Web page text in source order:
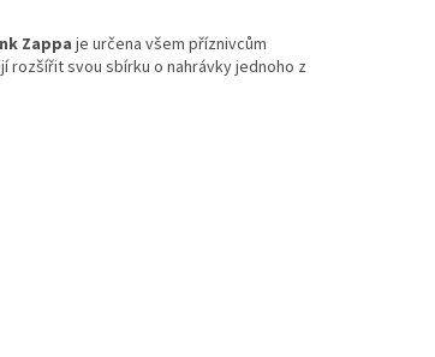
Zappa je určena všem příznivcům
svou sbírku o nahrávky jednoho z